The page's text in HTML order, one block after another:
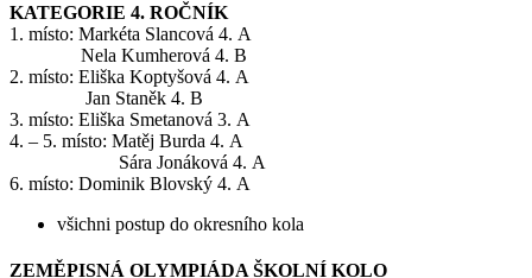
KATEGORIE 4. ROČNÍK
1. místo: Markéta Slancová 4. A
Nela Kumherová 4. B
2. místo: Eliška Koptyšová 4. A
Jan Staněk 4. B
3. místo: Eliška Smetanová 3. A
4. – 5. místo: Matěj Burda 4. A
Sára Jonáková 4. A
6. místo: Dominik Blovský 4. A
všichni postup do okresního kola
ZEMĚPISNÁ OLYMPIÁDA ŠKOLNÍ KOLO